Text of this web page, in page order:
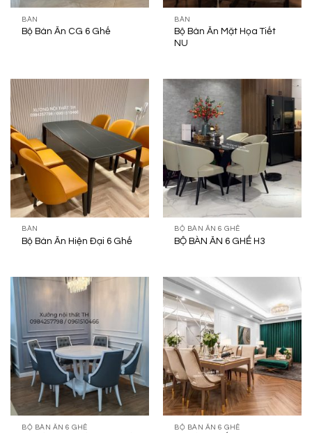
BÀN
Bộ Bàn Ăn CG 6 Ghế
BÀN
Bộ Bàn Ăn Mặt Họa Tiết
NU
BÀN
Bộ Bàn Ăn Hiện Đại 6 Ghế
BỘ BÀN ĂN 6 GHẾ
BỘ BÀN ĂN 6 GHẾ H3
BỘ BÀN ĂN 6 GHẾ BỘ BÀN ĂN 6 GHẾ